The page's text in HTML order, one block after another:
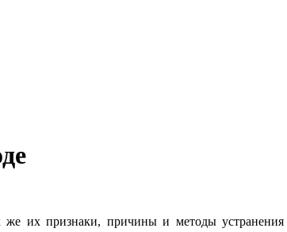
их признаки, причины и методы устранения